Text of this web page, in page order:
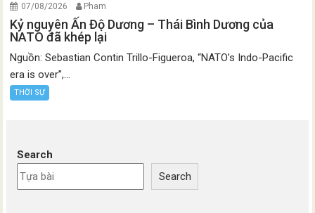
07/08/2026 Pham
Kỷ nguyên Ấn Độ Dương – Thái Bình Dương của
NATO đã khép lại
Nguồn: Sebastian Contin Trillo-Figueroa, “NATO’s Indo-Pacific
era is over”,...
THỜI SỰ
Search
Search